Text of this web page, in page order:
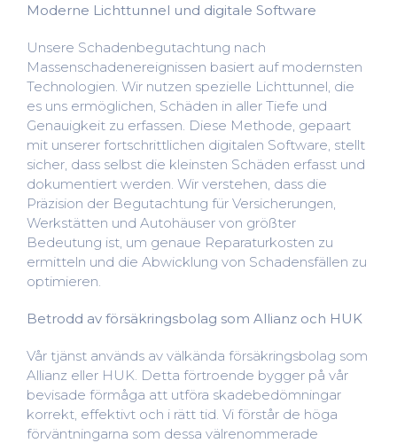
Moderne Lichttunnel und digitale Software
Unsere Schadenbegutachtung nach
Massenschadenereignissen basiert auf modernsten
Technologien. Wir nutzen spezielle Lichttunnel, die
es uns ermöglichen, Schäden in aller Tiefe und
Genauigkeit zu erfassen. Diese Methode, gepaart
mit unserer fortschrittlichen digitalen Software, stellt
sicher, dass selbst die kleinsten Schäden erfasst und
dokumentiert werden. Wir verstehen, dass die
Präzision der Begutachtung für Versicherungen,
Werkstätten und Autohäuser von größter
Bedeutung ist, um genaue Reparaturkosten zu
ermitteln und die Abwicklung von Schadensfällen zu
optimieren.
Betrodd av försäkringsbolag som Allianz och HUK
Vår tjänst används av välkända försäkringsbolag som
Allianz eller HUK. Detta förtroende bygger på vår
bevisade förmåga att utföra skadebedömningar
korrekt, effektivt och i rätt tid. Vi förstår de höga
förväntningarna som dessa välrenommerade